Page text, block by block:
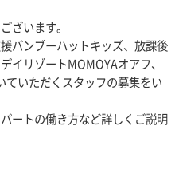
ざいます。
バンブーハットキッズ、放課後
イリゾートMOMOYAオアフ、
ていただくスタッフの募集をい
ートの働き方など詳しくご説明